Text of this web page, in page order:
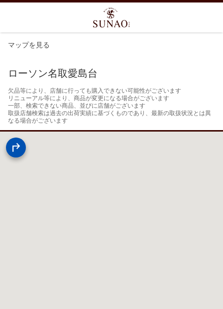
マップを見る
ローソン名取愛島台
欠品等により、店舗に行っても購入できない可能性がございます
リニューアル等により、商品が変更になる場合がございます
一部、検索できない商品、並びに店舗がございます
取扱店舗検索は過去の出荷実績に基づくものであり、最新の取扱状況とは異
なる場合がございます